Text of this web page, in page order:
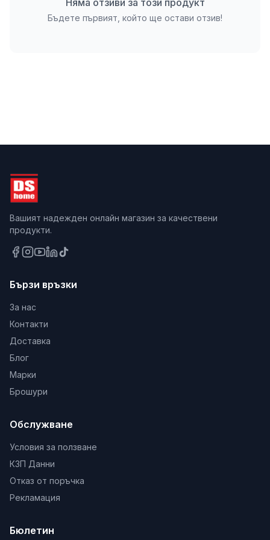
Няма отзиви за този продукт
Бъдете първият, който ще остави отзив!
Вашият надежден онлайн магазин за качествени
продукти.
Бързи връзки
За нас
Контакти
Доставка
Блог
Марки
Брошури
Обслужване
Условия за ползване
КЗП Данни
Отказ от поръчка
Рекламация
Бюлетин